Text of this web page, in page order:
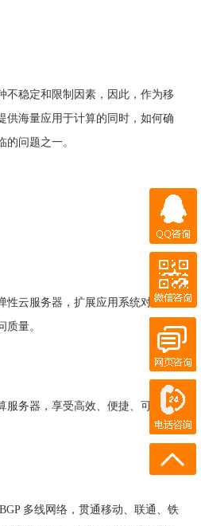
不稳定和限制因素，因此，作为移
供海量应用于计算的同时，如何确
的问题之一。
性云服务器，扩展应用系统对外的
质量。
服务器，享受高效、便捷、可靠、
多线网络，贯通移动、联通、铁
QQ客服
在线客服
180-0931-1894